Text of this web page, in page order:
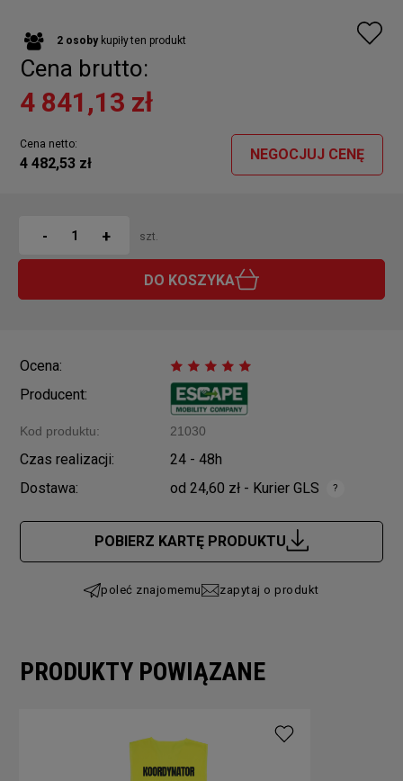
2 osoby kupiłyten produkt
Cena brutto:
4 841,13 zł
Cena netto:
4 482,53 zł
NEGOCJUJ CENĘ
- + szt.
DO KOSZYKA
Ocena:
Producent:
Kod produktu: 21030
Czas realizacji:
24 - 48h
Dostawa:
od 24,60 zł - Kurier GLS
Cena nie zawiera ewentualnych kosztów płatności
POBIERZ KARTĘ PRODUKTU
poleć znajomemu zapytaj o produkt
PRODUKTY POWIĄZANE